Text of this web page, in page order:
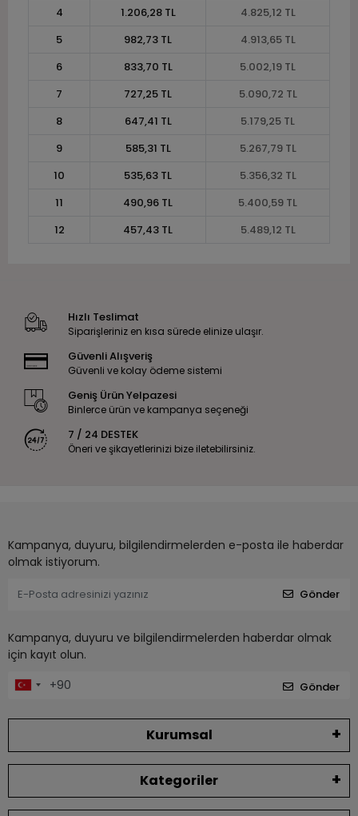
4
1.206,28 TL
4.825,12 TL
5
982,73 TL
4.913,65 TL
6
833,70 TL
5.002,19 TL
7
727,25 TL
5.090,72 TL
8
647,41 TL
5.179,25 TL
9
585,31 TL
5.267,79 TL
10
535,63 TL
5.356,32 TL
11
490,96 TL
5.400,59 TL
12
457,43 TL 5.489,12 TL
Hızlı Teslimat
Siparişleriniz en kısa sürede elinize ulaşır.
Güvenli Alışveriş
Güvenli ve kolay ödeme sistemi
Geniş Ürün Yelpazesi
Binlerce ürün ve kampanya seçeneği
7 / 24 DESTEK
Öneri ve şikayetlerinizi bize iletebilirsiniz.
Kampanya, duyuru, bilgilendirmelerden e-posta ile haberdar
olmak istiyorum.
Gönder
Kampanya, duyuru ve bilgilendirmelerden haberdar olmak
için kayıt olun.
Gönder
Kurumsal
Kategoriler